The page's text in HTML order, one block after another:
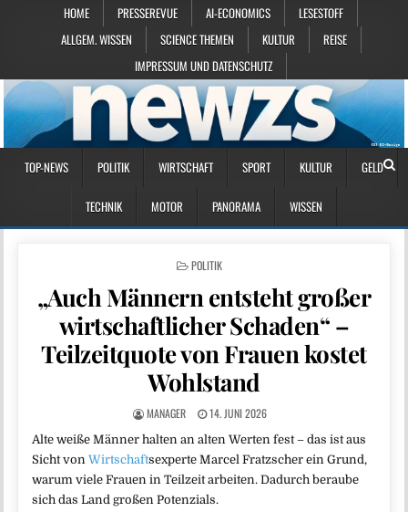
HOME PRESSEREVUE AI-ECONOMICS
LESESTOFF
ALLGEM. WISSEN
SCIENCE THEMEN KULTUR
REISE
IMPRESSUM UND DATENSCHUTZ
TOP-NEWS POLITIK WIRTSCHAFT SPORT KULTUR GELD
TECHNIK MOTOR PANORAMA WISSEN
POSTED IN
POLITIK
„Auch Männern entsteht großer
wirtschaftlicher Schaden“ –
Teilzeitquote von Frauen kostet
Wohlstand
MANAGER 14. JUNI 2026
Alte weiße Männer halten an alten Werten fest – das ist aus
Sicht vonWirtschaftsexperte Marcel Fratzscher ein Grund,
warum viele Frauen in Teilzeit arbeiten. Dadurch beraube
sich das Land großen Potenzials.